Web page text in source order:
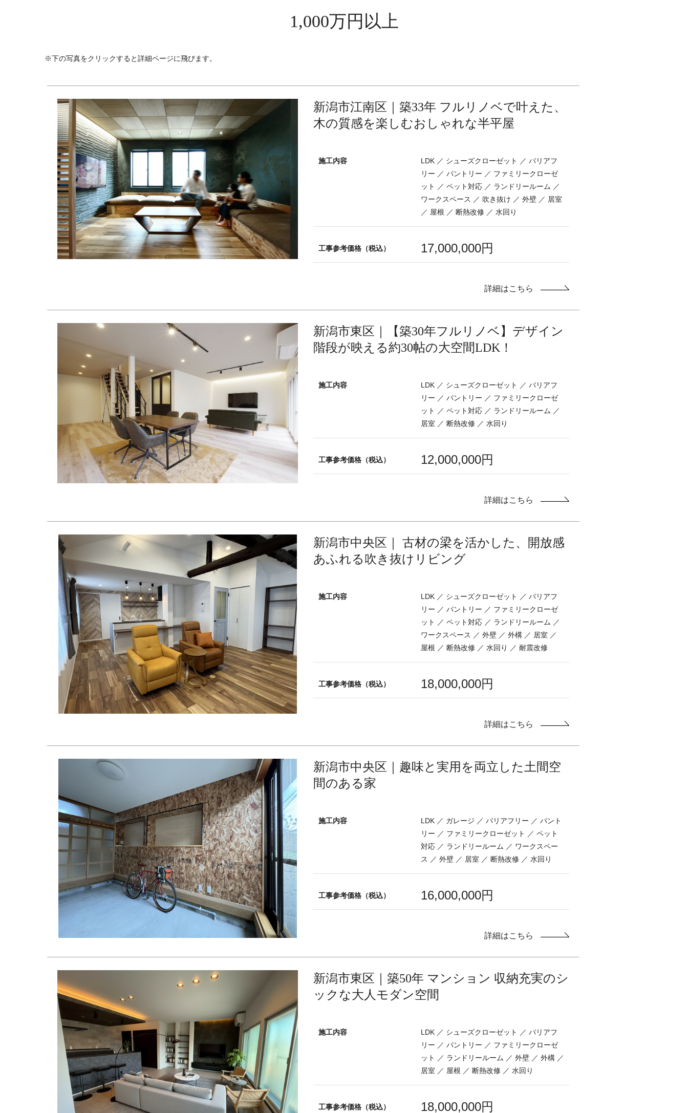
1,000万円以上
※下の写真をクリックすると詳細ページに飛びます。
新潟市江南区｜築33年 フルリノベで叶えた、
木の質感を楽しむおしゃれな半平屋
施工内容
LDK ／ シューズクローゼット ／ バリアフ
リー ／ パントリー ／ ファミリークローゼ
ット ／ ペット対応 ／ ランドリールーム ／
ワークスペース ／ 吹き抜け ／ 外壁 ／ 居室
／ 屋根 ／ 断熱改修 ／ 水回り
工事参考価格（税込） 17,000,000円
詳細はこちら
新潟市東区｜【築30年フルリノベ】デザイン
階段が映える約30帖の大空間LDK！
施工内容
LDK ／ シューズクローゼット ／ バリアフ
リー ／ パントリー ／ ファミリークローゼ
ット ／ ペット対応 ／ ランドリールーム ／
居室 ／ 断熱改修 ／ 水回り
工事参考価格（税込） 12,000,000円
詳細はこちら
新潟市中央区｜ 古材の梁を活かした、開放感
あふれる吹き抜けリビング
施工内容
LDK ／ シューズクローゼット ／ バリアフ
リー ／ パントリー ／ ファミリークローゼ
ット ／ ペット対応 ／ ランドリールーム ／
ワークスペース ／ 外壁 ／ 外構 ／ 居室 ／
屋根 ／ 断熱改修 ／ 水回り ／ 耐震改修
工事参考価格（税込） 18,000,000円
詳細はこちら
新潟市中央区｜趣味と実用を両立した土間空
間のある家
施工内容
LDK ／ ガレージ ／ バリアフリー ／ パント
リー ／ ファミリークローゼット ／ ペット
対応 ／ ランドリールーム ／ ワークスペー
ス ／ 外壁 ／ 居室 ／ 断熱改修 ／ 水回り
工事参考価格（税込） 16,000,000円
詳細はこちら
新潟市東区｜築50年 マンション 収納充実のシ
ックな大人モダン空間
施工内容
LDK ／ シューズクローゼット ／ バリアフ
リー ／ パントリー ／ ファミリークローゼ
ット ／ ランドリールーム ／ 外壁 ／ 外構 ／
居室 ／ 屋根 ／ 断熱改修 ／ 水回り
工事参考価格（税込） 18,000,000円